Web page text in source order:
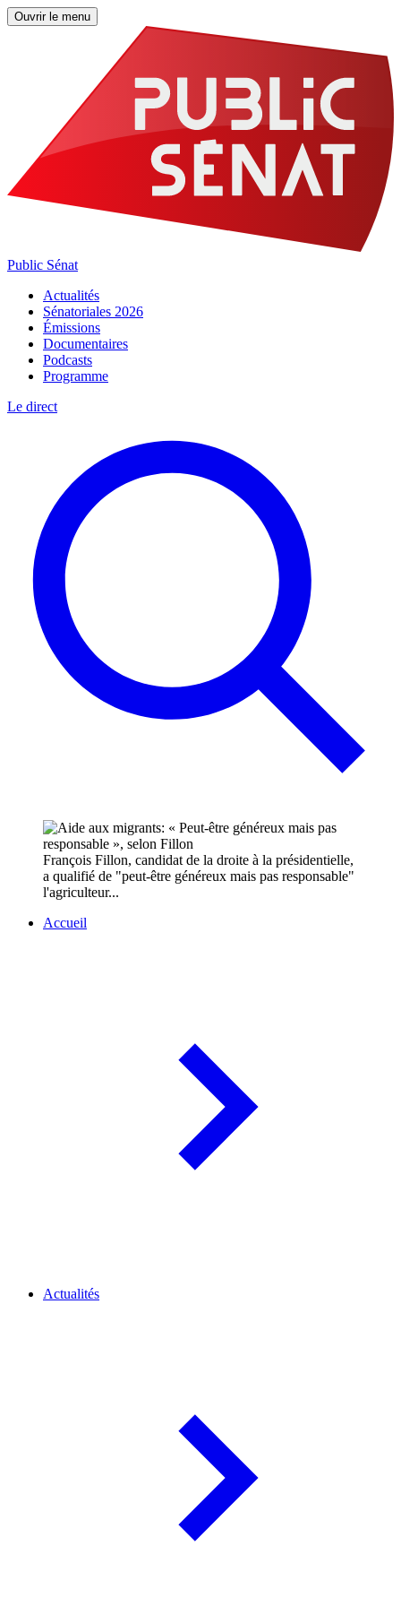
Ouvrir le menu
Public Sénat
Actualités
Sénatoriales 2026
Émissions
Documentaires
Podcasts
Programme
Le direct
François Fillon, candidat de la droite à la présidentielle,
a qualifié de "peut-être généreux mais pas responsable"
l'agriculteur...
Accueil
Actualités